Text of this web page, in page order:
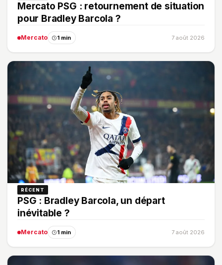
Mercato PSG : retournement de situation
pour Bradley Barcola ?
Mercato 1 min 7 août 2026
RÉCENT
PSG : Bradley Barcola, un départ
inévitable ?
Mercato 1 min 7 août 2026